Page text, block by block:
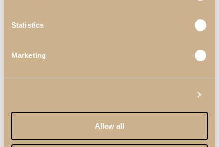
Statistics
Marketing
Allow all
mais discretos que ajudam a reforçar a sensação de leveza na
vidro ou cerâmica, a presença de flores ou folhagem natural, um
O mais importante é que esses elementos surjam de forma